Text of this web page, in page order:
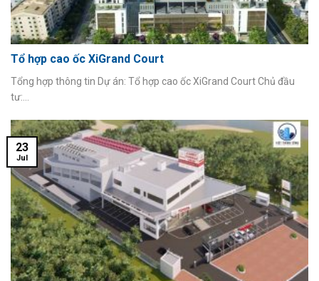
Tổ hợp cao ốc XiGrand Court
Tổng hợp thông tin Dự án: Tổ hợp cao ốc XiGrand Court Chủ đầu
tư:...
23
Jul